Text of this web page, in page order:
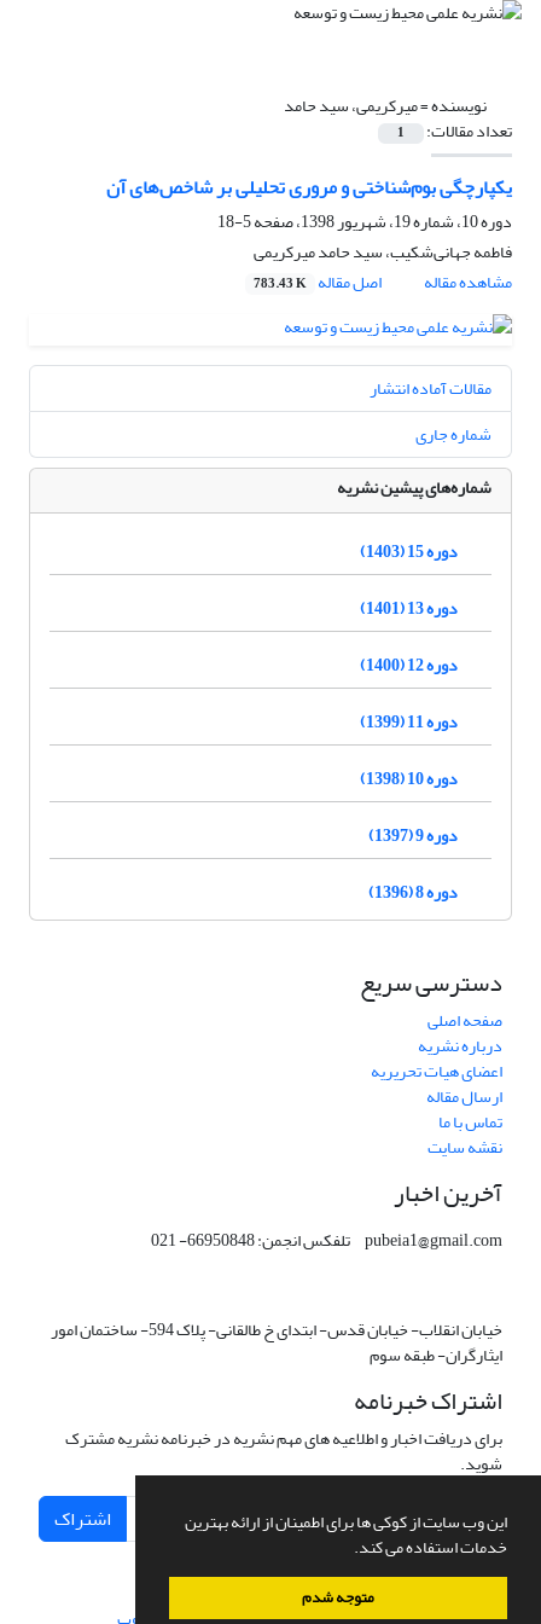
این وب سایت از کوکی ها برای اطمینان از ارائه بهترین
خدمات استفاده می کند.
متوجه شدم
نویسنده =میرکریمی، سید حامد
تعداد مقالات: 1
یکپارچگی بوم‌‌شناختی و مروری تحلیلی بر شاخص‌‌های آن
دوره 10، شماره 19، شهریور 1398، صفحه
5-18
فاطمه جهانی‌‌شکیب، سید حامد میرکریمی
مشاهده مقاله
اصل مقاله 783.43 K
مقالات آماده انتشار
شماره جاری
شماره‌های پیشین نشریه
دوره 15 (1403)
دوره 13 (1401)
دوره 12 (1400)
دوره 11 (1399)
دوره 10 (1398)
دوره 9 (1397)
دوره 8 (1396)
دسترسی سریع
صفحه اصلی
درباره نشریه
اعضای هیات تحریریه
ارسال مقاله
تماس با ما
نقشه سایت
آخرین اخبار
pubeia1@gmail.com تلفکس انجمن: 66950848- 021
خیابان انقلاب- خیابان قدس- ابتدای خ طالقانی- پلاک 594- ساختمان امور
ایثارگران- طبقه سوم
اشتراک خبرنامه
برای دریافت اخبار و اطلاعیه های مهم نشریه در خبرنامه نشریه مشترک
شوید.
اشتراک